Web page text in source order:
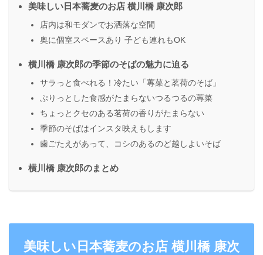
美味しい日本蕎麦のお店 横川橋 康次郎
店内は和モダンでお洒落な空間
奥に個室スペースあり 子ども連れもOK
横川橋 康次郎の季節のそばの魅力に迫る
サラっと食べれる！冷たい「蓴菜と茗荷のそば」
ぷりっとした食感がたまらないつるつるの蓴菜
ちょっとクセのある茗荷の香りがたまらない
季節のそばはインスタ映えもします
歯ごたえがあって、コシのあるのど越しよいそば
横川橋 康次郎のまとめ
美味しい日本蕎麦のお店 横川橋 康次